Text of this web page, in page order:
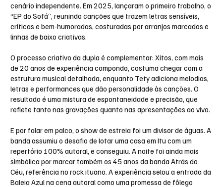
cenário independente. Em 2025, lançaram o primeiro trabalho, o
“EP do Sofá”, reunindo canções que trazem letras sensíveis,
críticas e bem-humoradas, costuradas por arranjos marcados e
linhas de baixo criativas.
O processo criativo da dupla é complementar: Xitos, com mais
de 20 anos de experiência compondo, costuma chegar com a
estrutura musical detalhada, enquanto Tety adiciona melodias,
letras e performances que dão personalidade às canções. O
resultado é uma mistura de espontaneidade e precisão, que
reflete tanto nas gravações quanto nas apresentações ao vivo.
E por falar em palco, o show de estreia foi um divisor de águas. A
banda assumiu o desafio de lotar uma casa em Itu com um
repertório 100% autoral, e conseguiu. A noite foi ainda mais
simbólica por marcar também os 45 anos da banda Atrás do
Céu, referência no rock ituano. A experiência selou a entrada da
Baleia Azul na cena autoral como uma promessa de fôlego